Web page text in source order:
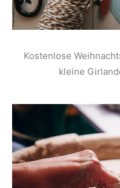
Kostenlose
kleine